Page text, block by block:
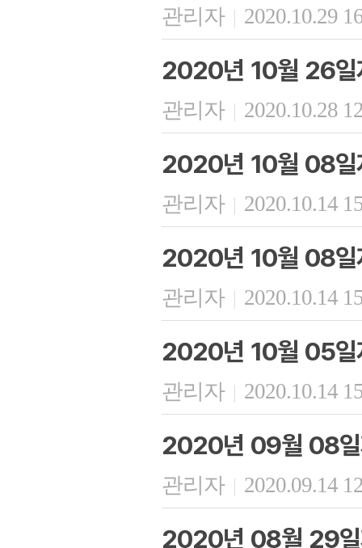
관리자 | 2020.10.29
2020년 10월 26일
관리자 | 2020.10.28
2020년 10월 08일
관리자 | 2020.10.14
2020년 10월 08일
관리자 | 2020.10.14
2020년 10월 05일
관리자 | 2020.10.14
2020년 09월 08일
관리자 | 2020.09.14
2020년 08월 29